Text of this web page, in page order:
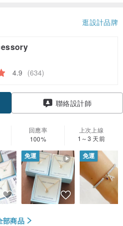
逛設計品牌
4.9 (634)
聯絡設計師
回應率
100%
上次上線
1～3 天前
免運 免運
部商品